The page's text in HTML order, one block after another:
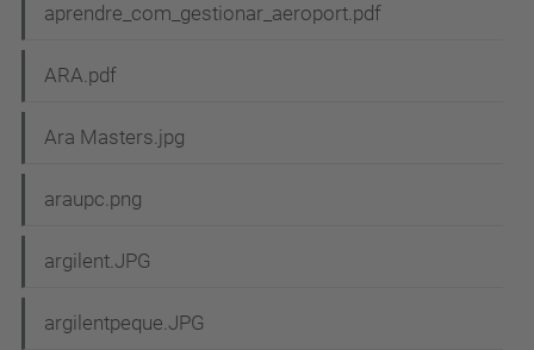
aprendre_com_gestionar_aeroport.pdf
ARA.pdf
Ara Masters.jpg
araupc.png
argilent.JPG
argilentpeque.JPG